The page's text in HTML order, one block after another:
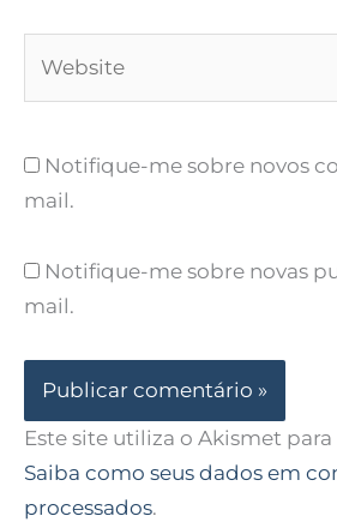
Notifique-me sobre novos
mail.
Notifique-me sobre novas
mail.
Este site utiliza o Akismet
Saiba como seus dados em
processados.